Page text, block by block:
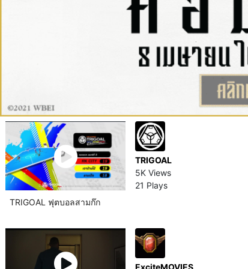
TRIGOAL
5K Views
21 Plays
TRIGOAL ฟุตบอลสามก๊ก